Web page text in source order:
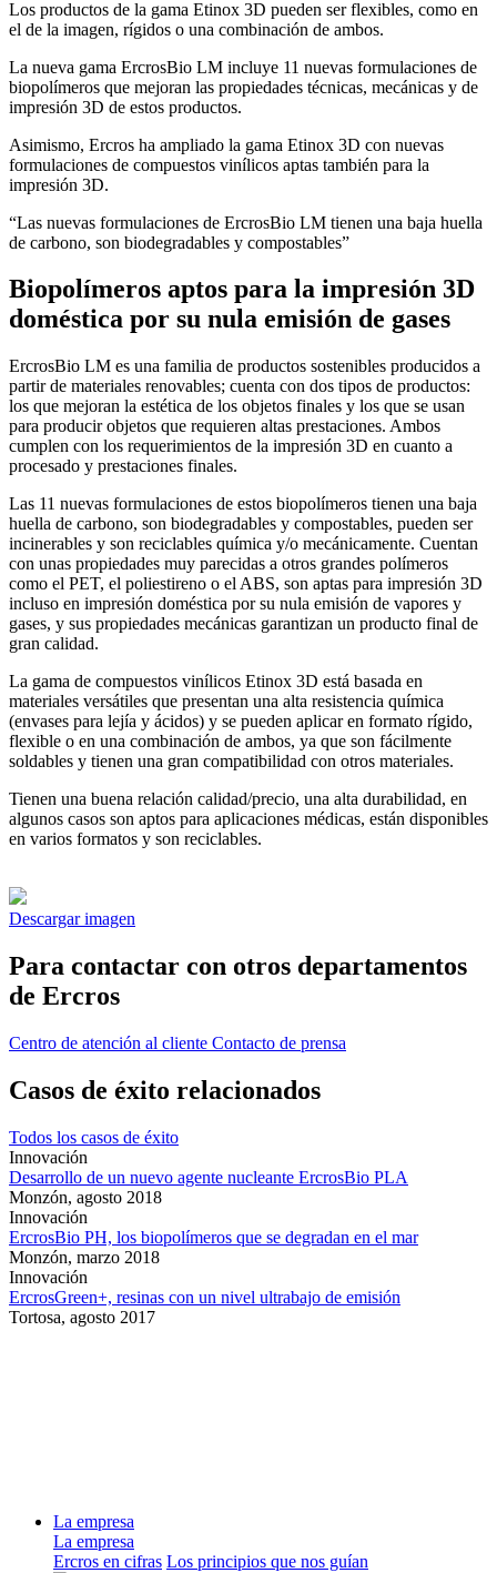
Los productos de la gama Etinox 3D pueden ser flexibles, como en
el de la imagen, rígidos o una combinación de ambos.
La nueva gama ErcrosBio LM incluye 11 nuevas formulaciones de
biopolímeros que mejoran las propiedades técnicas, mecánicas y de
impresión 3D de estos productos.
Asimismo, Ercros ha ampliado la gama Etinox 3D con nuevas
formulaciones de compuestos vinílicos aptas también para la
impresión 3D.
“Las nuevas formulaciones de ErcrosBio LM tienen una baja huella
de carbono, son biodegradables y compostables”
Biopolímeros aptos para la impresión 3D
doméstica por su nula emisión de gases
ErcrosBio LM es una familia de productos sostenibles producidos a
partir de materiales renovables; cuenta con dos tipos de productos:
los que mejoran la estética de los objetos finales y los que se usan
para producir objetos que requieren altas prestaciones. Ambos
cumplen con los requerimientos de la impresión 3D en cuanto a
procesado y prestaciones finales.
Las 11 nuevas formulaciones de estos biopolímeros tienen una baja
huella de carbono, son biodegradables y compostables, pueden ser
incinerables y son reciclables química y/o mecánicamente. Cuentan
con unas propiedades muy parecidas a otros grandes polímeros
como el PET, el poliestireno o el ABS, son aptas para impresión 3D
incluso en impresión doméstica por su nula emisión de vapores y
gases, y sus propiedades mecánicas garantizan un producto final de
gran calidad.
La gama de compuestos vinílicos Etinox 3D está basada en
materiales versátiles que presentan una alta resistencia química
(envases para lejía y ácidos) y se pueden aplicar en formato rígido,
flexible o en una combinación de ambos, ya que son fácilmente
soldables y tienen una gran compatibilidad con otros materiales.
Tienen una buena relación calidad/precio, una alta durabilidad, en
algunos casos son aptos para aplicaciones médicas, están disponibles
en varios formatos y son reciclables.
Descargar imagen
Para contactar con otros departamentos
de Ercros
Centro de atención al cliente Contacto de prensa
Casos de éxito relacionados
Todos los casos de éxito
Innovación
Desarrollo de un nuevo agente nucleante ErcrosBio PLA
Monzón, agosto 2018
Innovación
ErcrosBio PH, los biopolímeros que se degradan en el mar
Monzón, marzo 2018
Innovación
ErcrosGreen+, resinas con un nivel ultrabajo de emisión
Tortosa, agosto 2017
La empresa
La empresa
Ercros en cifras Los principios que nos guían